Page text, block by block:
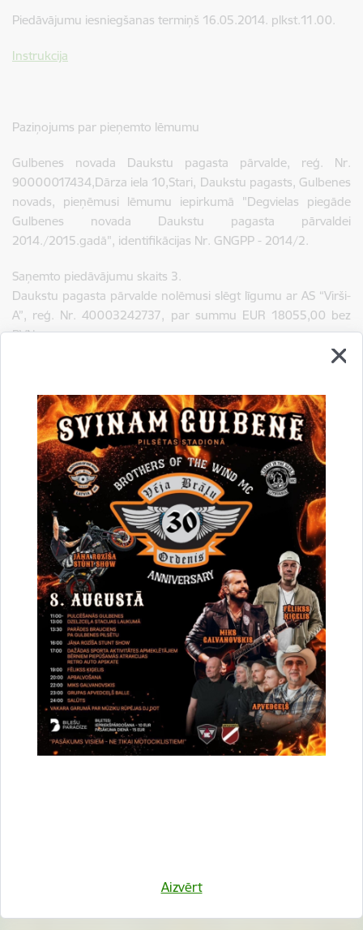
Aizvērt
Piedāvājumu iesniegšanas termiņš 16.05.2014. plkst.11.00.
Instrukcija
Paziņojums par pieņemto lēmumu
Gulbenes novada Daukstu pagasta pārvalde, reģ. Nr.
90000017434,Dārza iela 10,Stari, Daukstu pagasts, Gulbenes
novads, pieņēmusi lēmumu iepirkumā "Degvielas piegāde
Gulbenes novada Daukstu pagasta pārvaldei
2014./2015.gadā", identifikācijas Nr. GNGPP - 2014/2.
Saņemto piedāvājumu skaits 3.
Daukstu pagasta pārvalde nolēmusi slēgt līgumu ar AS “Virši-
A”, reģ. Nr. 40003242737, par summu EUR 18055,00 bez
PVN.
Drukāt lapu
Dalīties
Vai šī informācija bija noderīga?